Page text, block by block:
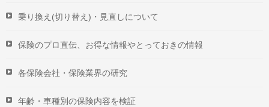
乗り換え(切り替え)・見直しについて
保険のプロ直伝、お得な情報やとっておきの情報
各保険会社・保険業界の研究
年齢・車種別の保険内容を検証